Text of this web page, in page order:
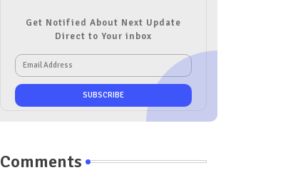
Get Notified About Next Update
Direct to Your inbox
Comments